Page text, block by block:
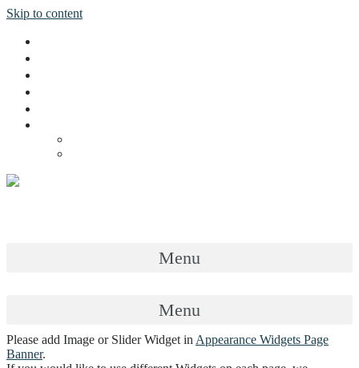
Skip to content
Menu
Menu
Please add Image or Slider Widget in Appearance Widgets Page
Banner.